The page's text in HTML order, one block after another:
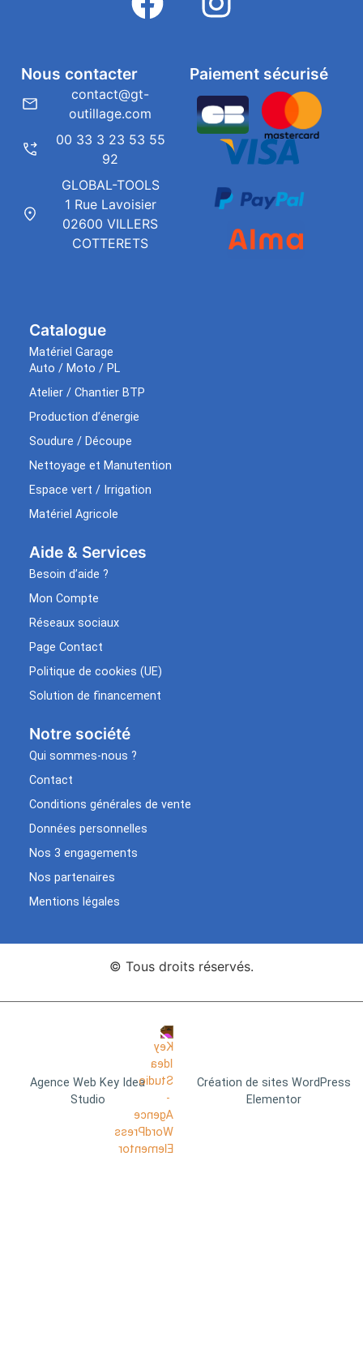
Catalogue
Matériel Garage
Auto / Moto / PL
Atelier / Chantier BTP
Production d’énergie
Soudure / Découpe
Nettoyage et Manutention
Espace vert / Irrigation
Matériel Agricole
Aide & Services​
Besoin d’aide ?
Mon Compte
Réseaux sociaux
Page Contact
Politique de cookies (UE)
Solution de financement
Notre société
Qui sommes-nous ?
Contact
Conditions générales de vente
Données personnelles
Nos 3 engagements
Nos partenaires
Mentions légales
Paiement sécurisé
Nous contacter
contact@gt-
outillage.com
00 33 3 23 53 55
92
GLOBAL-TOOLS
1 Rue Lavoisier
02600 VILLERS
COTTERETS
© Tous droits réservés.
Agence Web Key Idea
Studio
Création de sites WordPress
Elementor